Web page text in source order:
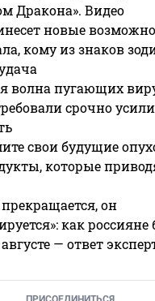
Дракона». Видео
новые
кому из знаков
волна пугающих
срочно
свои будущие
которые
он
как россияне
— ответ